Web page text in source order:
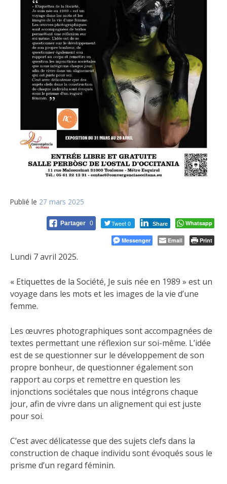
Publié le 27 mars 2025
Partager 0 Tweet 0 Share Whatsapp
Messenger Email Print
Lundi 7 avril 2025.
« Etiquettes de la Société, Je suis née en 1989 » est un
voyage dans les mots et les images de la vie d’une
femme.
Les œuvres photographiques sont accompagnées de
textes permettant une réflexion sur soi-même. L’idée
est de se questionner sur le développement de son
propre bonheur, de questionner également son
rapport au corps et remettre en question les
injonctions sociétales que nous intégrons chaque
jour, afin de vivre dans un alignement qui est juste
pour soi.
C’est avec délicatesse que des sujets clefs dans la
construction de chaque individu sont évoqués sous le
prisme d’un regard féminin.